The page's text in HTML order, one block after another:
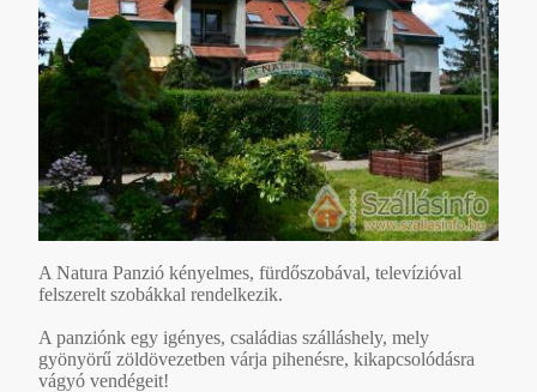
A Natura Panzió kényelmes, fürdőszobával, televízióval
felszerelt szobákkal rendelkezik.
A panziónk egy igényes, családias szálláshely, mely
gyönyörű zöldövezetben várja pihenésre, kikapcsolódásra
vágyó vendégeit!